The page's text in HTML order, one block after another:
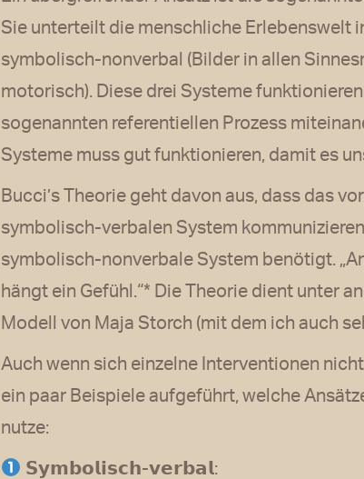
Sie unterteilt die menschliche Erlebenswelt
symbolisch-nonverbal (Bilder in allen
motorisch). Diese drei Systeme
sogenannten referentiellen Prozess
Systeme muss gut funktionieren, damit es
Bucci’s Theorie geht davon aus, dass das
symbolisch-verbalen System
symbolisch-nonverbale System benötigt.
hängt ein Gefühl.“* Die Theorie dient unter
Modell von Maja Storch (mit dem ich auch
Auch wenn sich einzelne Interventionen
ein paar Beispiele aufgeführt, welche
nutze:
𝗦𝘆𝗺𝗯𝗼𝗹𝗶𝘀𝗰𝗵-𝘃𝗲𝗿𝗯𝗮𝗹: